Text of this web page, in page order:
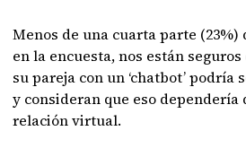
Menos de una cuarta parte
en la encuesta, nos están
su pareja con un ‘chatbot’
y consideran que eso dependería
relación virtual.